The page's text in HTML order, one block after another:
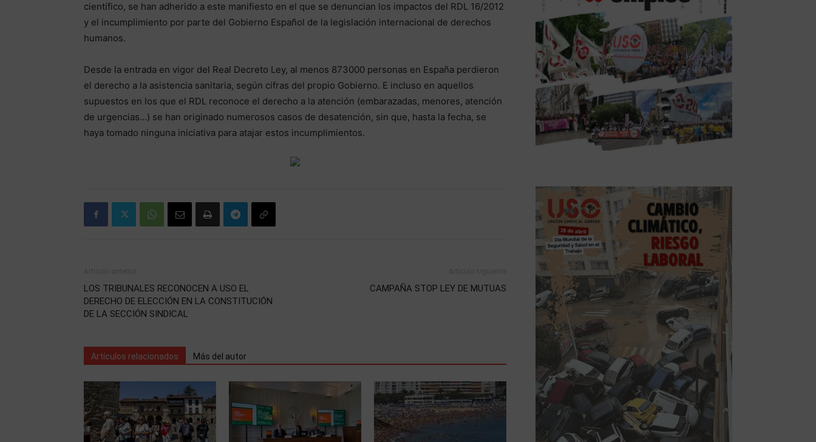
científico, se han adherido a este manifiesto en el que se denuncian los impactos del RDL 16/2012
y el incumplimiento por parte del Gobierno Español de la legislación internacional de derechos
humanos.
Desde la entrada en vigor del Real Decreto Ley, al menos 873000 personas en España perdieron
el derecho a la asistencia sanitaria, según cifras del propio Gobierno. E incluso en aquellos
supuestos en los que el RDL reconoce el derecho a la atención (embarazadas, menores, atención
de urgencias…) se han originado numerosos casos de desatención, sin que, hasta la fecha, se
haya tomado ninguna iniciativa para atajar estos incumplimientos.
LOS TRIBUNALES RECONOCEN A USO EL
DERECHO DE ELECCIÓN EN LA CONSTITUCIÓN
DE LA SECCIÓN SINDICAL
CAMPAÑA STOP LEY DE MUTUAS
Artículos relacionados Más del autor